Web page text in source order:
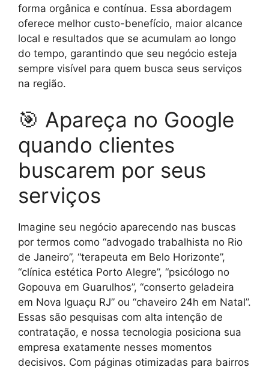
forma orgânica e contínua. Essa abordagem
oferece melhor custo-benefício, maior alcance
local e resultados que se acumulam ao longo
do tempo, garantindo que seu negócio esteja
sempre visível para quem busca seus serviços
na região.
🎯 Apareça no Google
quando clientes
buscarem por seus
serviços
Imagine seu negócio aparecendo nas buscas
por termos como “advogado trabalhista no Rio
de Janeiro”, “terapeuta em Belo Horizonte”,
“clínica estética Porto Alegre”, “psicólogo no
Gopouva em Guarulhos”, “conserto geladeira
em Nova Iguaçu RJ” ou “chaveiro 24h em Natal”.
Essas são pesquisas com alta intenção de
contratação, e nossa tecnologia posiciona sua
empresa exatamente nesses momentos
decisivos. Com páginas otimizadas para bairros